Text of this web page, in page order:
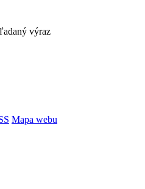
výraz
Mapa webu